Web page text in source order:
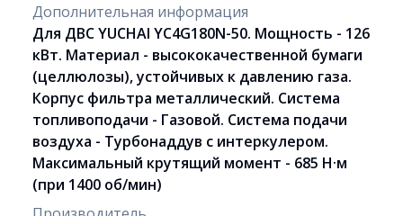
Дополнительная информация
Для ДВС YUCHAI YC4G180N-50. Мощность - 126
кВт. Материал - высококачественной бумаги
(целлюлозы), устойчивых к давлению газа.
Корпус фильтра металлический. Система
топливоподачи - Газовой. Система подачи
воздуха - Турбонаддув с интеркулером.
Максимальный крутящий момент - 685 Н·м
(при 1400 об/мин)